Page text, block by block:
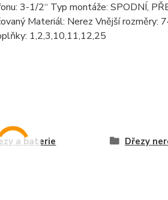
3-1/2“ Typ montáže: SPODNÍ,
Materiál: Nerez Vnější
1,2,3,10,11,12,25
a baterie Dřezy